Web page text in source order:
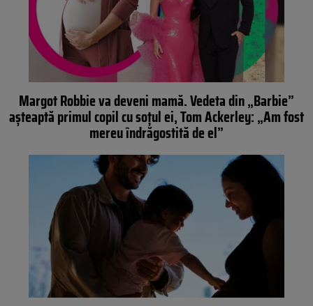
Margot Robbie va deveni mamă. Vedeta din „Barbie”
așteaptă primul copil cu soțul ei, Tom Ackerley: „Am fost
mereu îndrăgostită de el”